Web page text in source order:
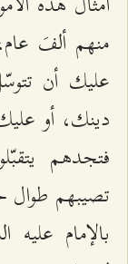
منهم ألفَ
عليك أن
دينك، أو
فتجدهم
تصيبهم طوال
بالإمام عليه